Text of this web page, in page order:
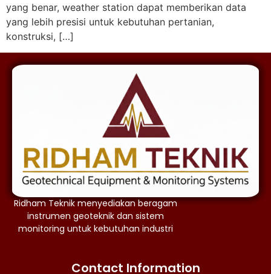
yang benar, weather station dapat memberikan data
yang lebih presisi untuk kebutuhan pertanian,
konstruksi, […]
Ridham Teknik menyediakan beragam
instrumen geoteknik dan sistem
monitoring untuk kebutuhan industri
Contact Information